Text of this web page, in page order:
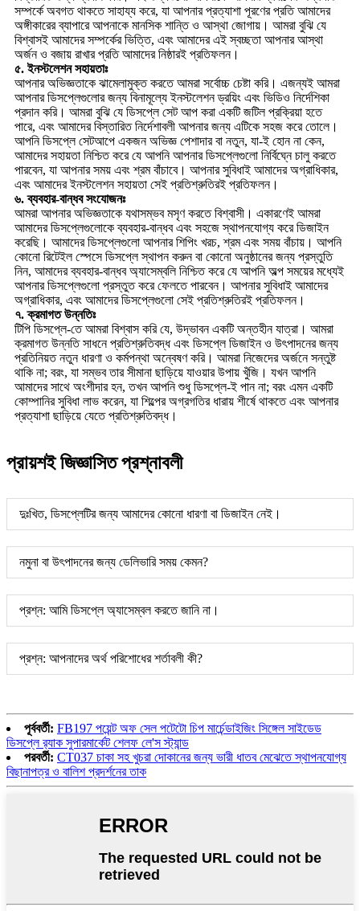
সম্পর্কে অবগত থাকতে সাহায্য করে, যা আপনার প্রত্যাশা পূরণের প্রতি আমাদের
অঙ্গীকারের ব্যাপারে আপনাকে মানসিক শান্তি ও আস্থা জোগায়। আমরা বুঝি যে
বিশ্বাসই আমাদের সম্পর্কের ভিত্তি, এবং আমাদের এই স্বচ্ছতা আপনার আস্থা
অর্জন ও বজায় রাখার প্রতি আমাদের নিষ্ঠারই প্রতিফলন।
৫. ইনস্টলেশন সহায়তাঃ
আপনার অভিজ্ঞতাকে ঝামেলামুক্ত করতে আমরা সর্বোচ্চ চেষ্টা করি। এজন্যই আমরা
আপনার ডিসপ্লেগুলোর জন্য বিনামূল্যে ইনস্টলেশন ড্রয়িং এবং ভিডিও নির্দেশিকা
প্রদান করি। আমরা বুঝি যে ডিসপ্লে সেট আপ করা একটি জটিল প্রক্রিয়া হতে
পারে, এবং আমাদের বিস্তারিত নির্দেশাবলী আপনার জন্য এটিকে সহজ করে তোলে।
আপনি ডিসপ্লে সেটআপে একজন অভিজ্ঞ পেশাদার বা নতুন, যা-ই হোন না কেন,
আমাদের সহায়তা নিশ্চিত করে যে আপনি আপনার ডিসপ্লেগুলো নির্বিঘ্নে চালু করতে
পারবেন, যা আপনার সময় এবং শ্রম বাঁচাবে। আপনার সুবিধাই আমাদের অগ্রাধিকার,
এবং আমাদের ইনস্টলেশন সহায়তা সেই প্রতিশ্রুতিরই প্রতিফলন।
৬. ব্যবহার-বান্ধব সংযোজনঃ
আমরা আপনার অভিজ্ঞতাকে যথাসম্ভব মসৃণ করতে বিশ্বাসী। একারণেই আমরা
আমাদের ডিসপ্লেগুলোকে ব্যবহার-বান্ধব এবং সহজে স্থাপনযোগ্য করে ডিজাইন
করেছি। আমাদের ডিসপ্লেগুলো আপনার শিপিং খরচ, শ্রম এবং সময় বাঁচায়। আপনি
কোনো রিটেইল স্পেসে ডিসপ্লে স্থাপন করুন বা কোনো অনুষ্ঠানের জন্য প্রস্তুতি
নিন, আমাদের ব্যবহার-বান্ধব অ্যাসেম্বলি নিশ্চিত করে যে আপনি অল্প সময়ের মধ্যেই
আপনার ডিসপ্লেগুলো প্রস্তুত করে ফেলতে পারবেন। আপনার সুবিধাই আমাদের
অগ্রাধিকার, এবং আমাদের ডিসপ্লেগুলো সেই প্রতিশ্রুতিরই প্রতিফলন।
৭. ক্রমাগত উন্নতিঃ
টিপি ডিসপ্লে-তে আমরা বিশ্বাস করি যে, উদ্ভাবন একটি অন্তহীন যাত্রা। আমরা
ক্রমাগত উন্নতি সাধনে প্রতিশ্রুতিবদ্ধ এবং ডিসপ্লে ডিজাইন ও উৎপাদনের জন্য
প্রতিনিয়ত নতুন ধারণা ও কর্মপন্থা অন্বেষণ করি। আমরা নিজেদের অর্জনে সন্তুষ্ট
থাকি না; বরং, যা সম্ভব তার সীমানা ছাড়িয়ে যাওয়ার উপায় খুঁজি। যখন আপনি
আমাদের সাথে অংশীদার হন, তখন আপনি শুধু ডিসপ্লে-ই পান না; বরং এমন একটি
কোম্পানির সুবিধা লাভ করেন, যা শিল্পের অগ্রগতির ধারায় শীর্ষে থাকতে এবং আপনার
প্রত্যাশা ছাড়িয়ে যেতে প্রতিশ্রুতিবদ্ধ।
প্রায়শই জিজ্ঞাসিত প্রশ্নাবলী
দুঃখিত, ডিসপ্লেটির জন্য আমাদের কোনো ধারণা বা ডিজাইন নেই।
নমুনা বা উৎপাদনের জন্য ডেলিভারি সময় কেমন?
প্রশ্ন: আমি ডিসপ্লে অ্যাসেম্বল করতে জানি না।
প্রশ্ন: আপনাদের অর্থ পরিশোধের শর্তাবলী কী?
পূর্ববর্তী: FB197 পয়েন্ট অফ সেল পটেটো চিপ মার্চেন্ডাইজিং সিঙ্গেল সাইডেড
ডিসপ্লে র‍্যাক সুপারমার্কেট শেলফ লে'স স্ট্যান্ড
পরবর্তী: CT037 চাকা সহ খুচরা দোকানের জন্য ভারী ধাতব মেঝেতে স্থাপনযোগ্য
বিছানাপত্র ও বালিশ প্রদর্শনের তাক